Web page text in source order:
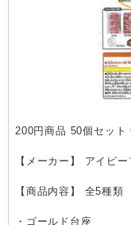
200円商品 50個セット
【メーカー】 アイピー
【商品内容】 全5種類
・ゴールド台座